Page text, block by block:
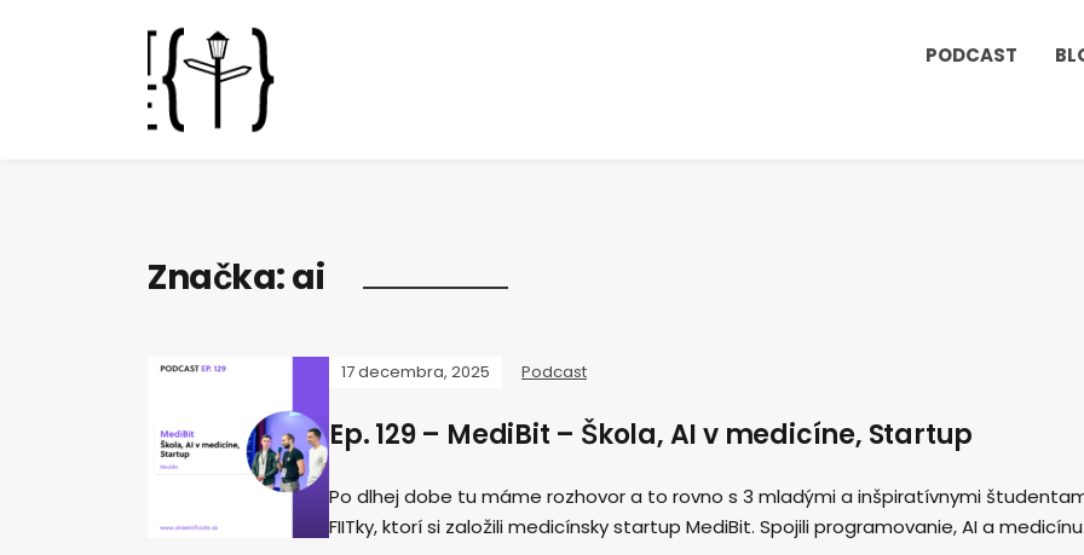
PODCAST
Značka:ai
17 decembra, 2025 Podcast
Ep. 129 – MediBit – Škola, AI v medicíne, Startup
Po dlhej dobe tu máme rozhovor a to rovno s 3 mladými a inšpiratívnymi
FIITky, ktorí si založili medicínsky startup MediBit. Spojili programovanie, AI a